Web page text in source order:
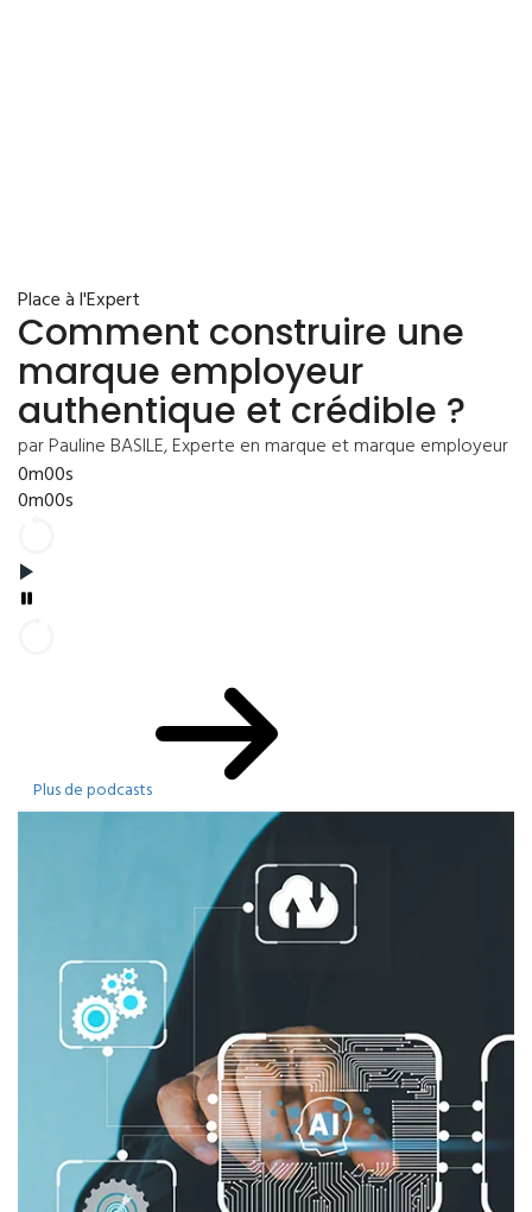
Place à l'Expert
Comment construire une
marque employeur
authentique et crédible ?
par Pauline BASILE, Experte en marque et marque employeur
0m00s
0m00s
Plus de podcasts